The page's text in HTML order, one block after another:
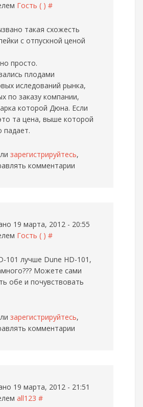
Гость ( ) #
такая схожесть
с отпускной ценой
просто.
плодами
иследований рынка,
по заказу компании,
которой Дюна. Если
та цена, выше которой
падает.
зарегистрируйтесь,
комментарии
19 марта, 2012 - 20:55
Гость ( ) #
101 лучше Dune HD-101,
Можете сами
обе и почувствовать
зарегистрируйтесь,
комментарии
19 марта, 2012 - 21:51
all123 #